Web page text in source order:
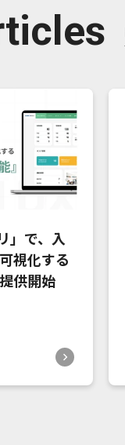
」で、入
視化する
供開始